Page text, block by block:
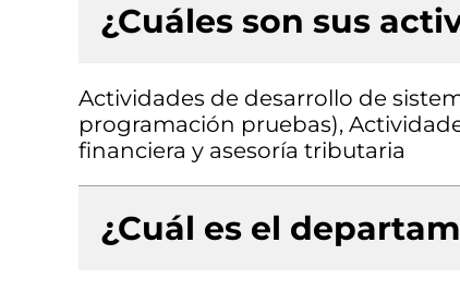
¿Cuáles son sus
Actividades de desarrollo de
programación pruebas),
financiera y asesoría tributaria
¿Cuál es el